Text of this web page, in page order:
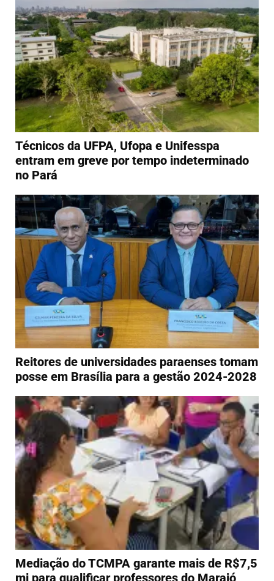
Técnicos da UFPA, Ufopa e Unifesspa
entram em greve por tempo indeterminado
no Pará
Reitores de universidades paraenses tomam
posse em Brasília para a gestão 2024-2028
Mediação do TCMPA garante mais de R$7,5
mi para qualificar professores do Marajó